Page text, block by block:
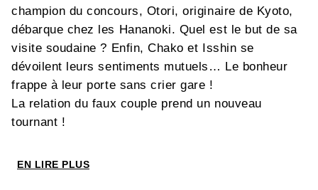
champion du concours, Otori, originaire de Kyoto,
débarque chez les Hananoki. Quel est le but de sa
visite soudaine ? Enfin, Chako et Isshin se
dévoilent leurs sentiments mutuels… Le bonheur
frappe à leur porte sans crier gare !
La relation du faux couple prend un nouveau
tournant !
EN LIRE PLUS